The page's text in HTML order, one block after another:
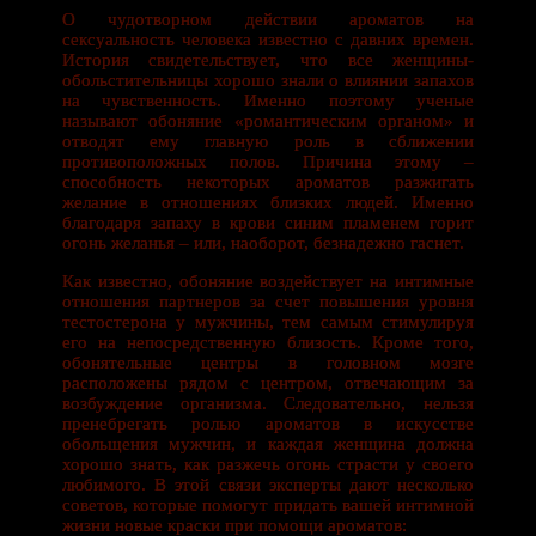
О чудотворном действии ароматов на
сексуальность человека известно с давних времен.
История свидетельствует, что все женщины-
обольстительницы хорошо знали о влиянии запахов
на чувственность. Именно поэтому ученые
называют обоняние «романтическим органом» и
отводят ему главную роль в сближении
противоположных полов. Причина этому –
способность некоторых ароматов разжигать
желание в отношениях близких людей. Именно
благодаря запаху в крови синим пламенем горит
огонь желанья – или, наоборот, безнадежно гаснет.
Как известно, обоняние воздействует на интимные
отношения партнеров за счет повышения уровня
тестостерона у мужчины, тем самым стимулируя
его на непосредственную близость. Кроме того,
обонятельные центры в головном мозге
расположены рядом с центром, отвечающим за
возбуждение организма. Следовательно, нельзя
пренебрегать ролью ароматов в искусстве
обольщения мужчин, и каждая женщина должна
хорошо знать, как разжечь огонь страсти у своего
любимого. В этой связи эксперты дают несколько
советов, которые помогут придать вашей интимной
жизни новые краски при помощи ароматов: